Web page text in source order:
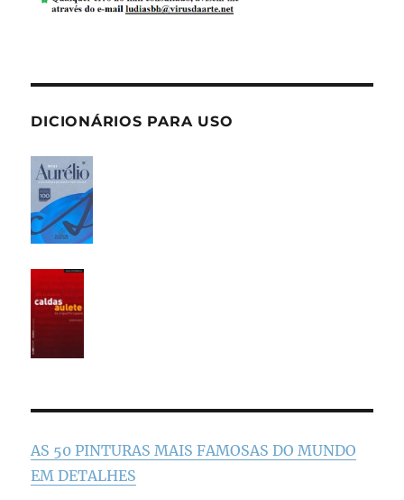
DICIONÁRIOS PARA USO
AS 50 PINTURAS MAIS FAMOSAS DO MUNDO
EM DETALHES